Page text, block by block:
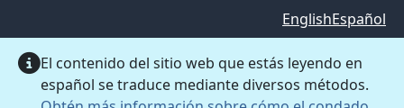
EnglishEspañol
El contenido del sitio web que estás leyendo en
español se traduce mediante diversos métodos.